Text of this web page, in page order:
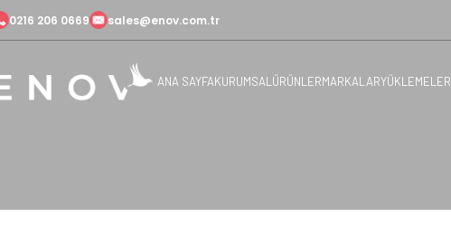
0216 206 0669 sales@enov.com.tr
ANA SAYFAKURUMSAL ÜRÜNLERMARKALARYÜKLEMELER